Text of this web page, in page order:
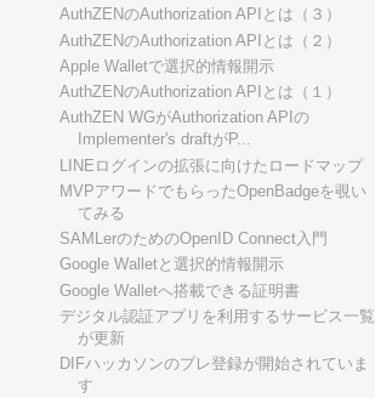
AuthZENのAuthorization APIとは（３）
AuthZENのAuthorization APIとは（２）
Apple Walletで選択的情報開示
AuthZENのAuthorization APIとは（１）
AuthZEN WGがAuthorization APIの
Implementer's draftがP...
LINEログインの拡張に向けたロードマップ
MVPアワードでもらったOpenBadgeを覗い
てみる
SAMLerのためのOpenID Connect入門
Google Walletと選択的情報開示
Google Walletへ搭載できる証明書
デジタル認証アプリを利用するサービス一覧
が更新
DIFハッカソンのプレ登録が開始されていま
す